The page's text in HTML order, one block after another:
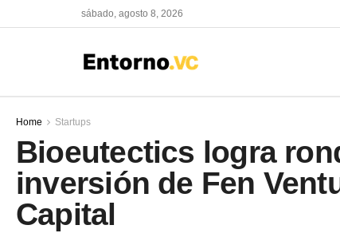
sábado, agosto 8, 2026
Home Startups
Bioeutectics logra
inversión de Fen
Capital